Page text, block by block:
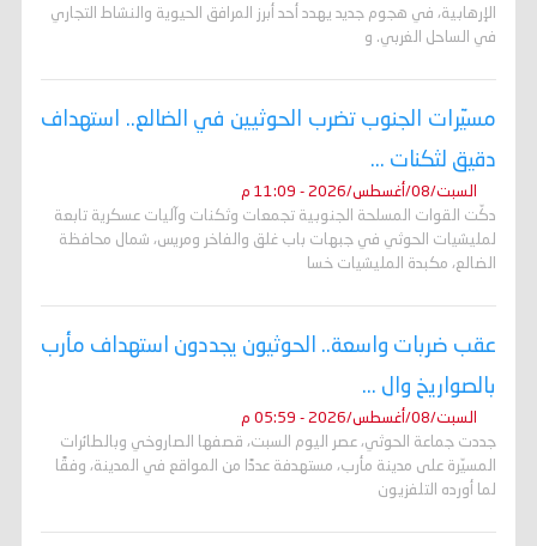
الإرهابية، في هجوم جديد يهدد أحد أبرز المرافق الحيوية والنشاط التجاري
في الساحل الغربي. و
مسيّرات الجنوب تضرب الحوثيين في الضالع.. استهداف
دقيق لثكنات ...
السبت/08/أغسطس/2026 - 11:09 م
دكّت القوات المسلحة الجنوبية تجمعات وثكنات وآليات عسكرية تابعة
لمليشيات الحوثي في جبهات باب غلق والفاخر ومريس، شمال محافظة
الضالع، مكبدة المليشيات خسا
عقب ضربات واسعة.. الحوثيون يجددون استهداف مأرب
بالصواريخ وال ...
السبت/08/أغسطس/2026 - 05:59 م
جددت جماعة الحوثي، عصر اليوم السبت، قصفها الصاروخي وبالطائرات
المسيّرة على مدينة مأرب، مستهدفة عددًا من المواقع في المدينة، وفقًا
لما أورده التلفزيون